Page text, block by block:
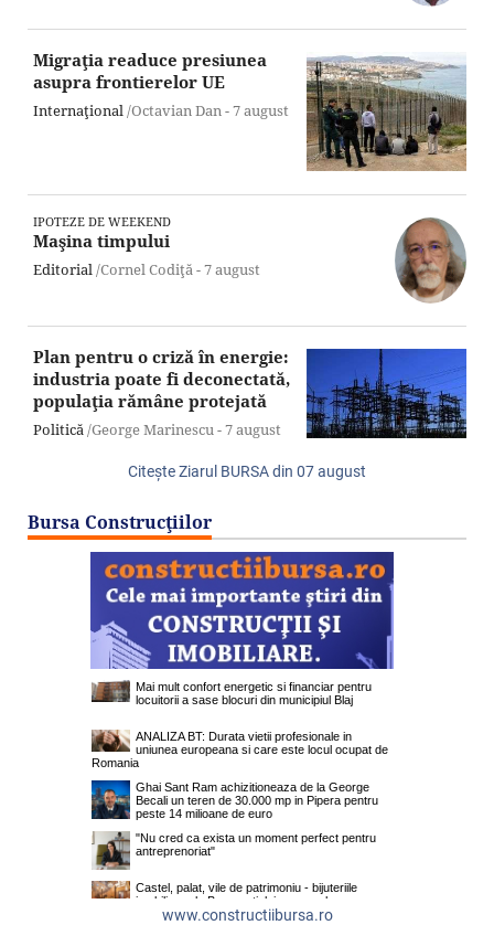
Migraţia readuce presiunea
asupra frontierelor UE
Internaţional/Octavian Dan -7 august
IPOTEZE DE WEEKEND
Maşina timpului
Editorial/Cornel Codiţă -7 august
Plan pentru o criză în energie:
industria poate fi deconectată,
populaţia rămâne protejată
Politică/George Marinescu -7 august
Citeşte Ziarul BURSA din 07 august
Bursa Construcţiilor
www.constructiibursa.ro